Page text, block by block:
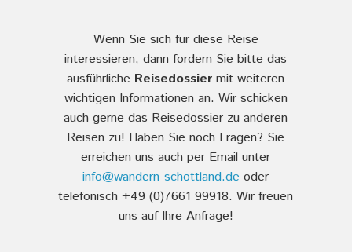
Wenn Sie sich für diese Reise
interessieren, dann fordern Sie bitte das
ausführliche Reisedossier mit weiteren
wichtigen Informationen an. Wir schicken
auch gerne das Reisedossier zu anderen
Reisen zu! Haben Sie noch Fragen? Sie
erreichen uns auch per Email unter
info@wandern-schottland.de oder
telefonisch +49 (0)7661 99918. Wir freuen
uns auf Ihre Anfrage!